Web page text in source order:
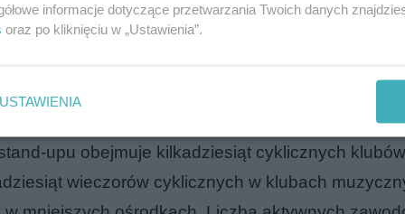
traktują warmińską stolicę jako stały punkt na
gdzie jesteśmy w sezonie
upu obejmuje kilkadziesiąt cyklicznych klubów
wieczorów cyklicznych w klubach
informacje dotyczące przetwarzania Twoich danych
oraz po kliknięciu w „Ustawienia”.
USTAWIENIA